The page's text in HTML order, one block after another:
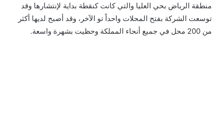
منطقة الرياض بحي العليا والتي كانت كنقطة بداية لإنتشارها وقد
توسعت الشركة بفتح المحلات واحداً تو الآخر، وقد أصبح لديها أكثر
من 200 محل في جميع أنحاء المملكة وحظيت بشهرة واسعة.